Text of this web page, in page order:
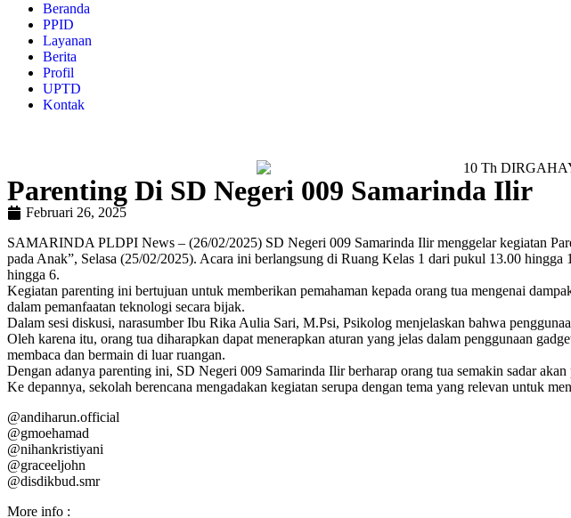
Beranda
PPID
Layanan
Berita
Profil
UPTD
Kontak
Parenting Di SD Negeri 009 Samarinda Ilir
Februari 26, 2025
SAMARINDA PLDPI News – (26/02/2025) SD Negeri 009 Samarinda Ilir menggelar kegiatan
pada Anak”, Selasa (25/02/2025). Acara ini berlangsung di Ruang Kelas 1 dari pukul 13.00
hingga 6.
Kegiatan parenting ini bertujuan untuk memberikan pemahaman kepada orang tua mengenai
dalam pemanfaatan teknologi secara bijak.
Dalam sesi diskusi, narasumber Ibu Rika Aulia Sari, M.Psi, Psikolog menjelaskan bahwa
Oleh karena itu, orang tua diharapkan dapat menerapkan aturan yang jelas dalam penggunaan
membaca dan bermain di luar ruangan.
Dengan adanya parenting ini, SD Negeri 009 Samarinda Ilir berharap orang tua semakin sadar
Ke depannya, sekolah berencana mengadakan kegiatan serupa dengan tema yang relevan untuk
@andiharun.official
@gmoehamad
@nihankristiyani
@graceeljohn
@disdikbud.smr
More info :